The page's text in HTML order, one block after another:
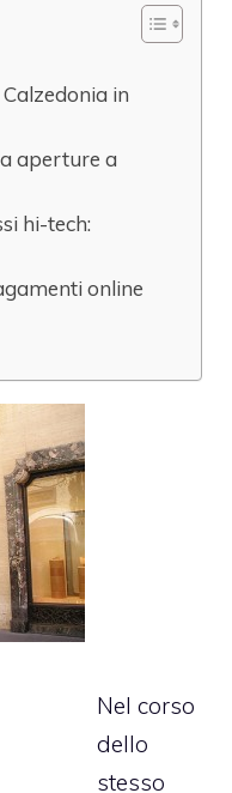
in
aperture a
hi-tech:
online
Nel corso
dello
stesso